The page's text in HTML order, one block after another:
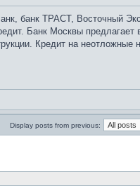
банк ТРАСТ, Восточный
Банк Москвы
Кредит на
Display posts from previous: